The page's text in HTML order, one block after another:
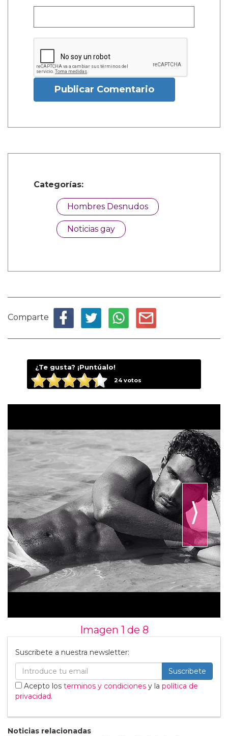
Publicar Comentario
Categorías:
Hombres Desnudos
Noticias gay
Comparte
¿Te gusta? ¡Puntúalo!
24votos
⟩
Imagen 1 de 8
Suscribete a nuestra newsletter:
Suscribete
Acepto los terminos y condiciones y la política de
privacidad.
Noticias relacionadas